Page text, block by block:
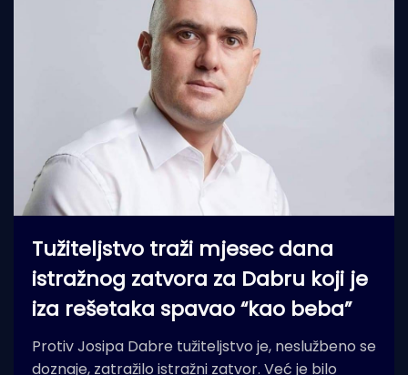
Tužiteljstvo traži mjesec dana
istražnog zatvora za Dabru koji je
iza rešetaka spavao “kao beba”
Protiv Josipa Dabre tužiteljstvo je, neslužbeno se
doznaje, zatražilo istražni zatvor. Već je bilo